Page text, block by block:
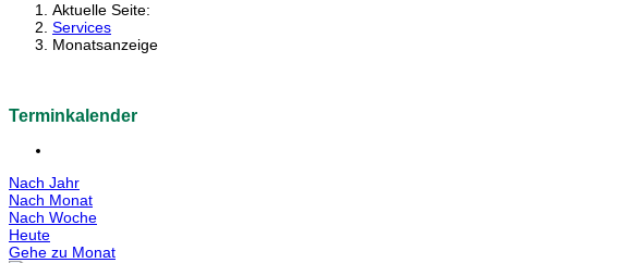
Aktuelle Seite:
Services
Monatsanzeige
Terminkalender
Nach Jahr
Nach Monat
Nach Woche
Heute
Gehe zu Monat